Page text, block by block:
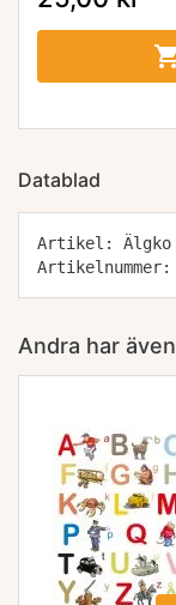
Datablad
Artikel: Älgko
Artikelnummer:
Andra har